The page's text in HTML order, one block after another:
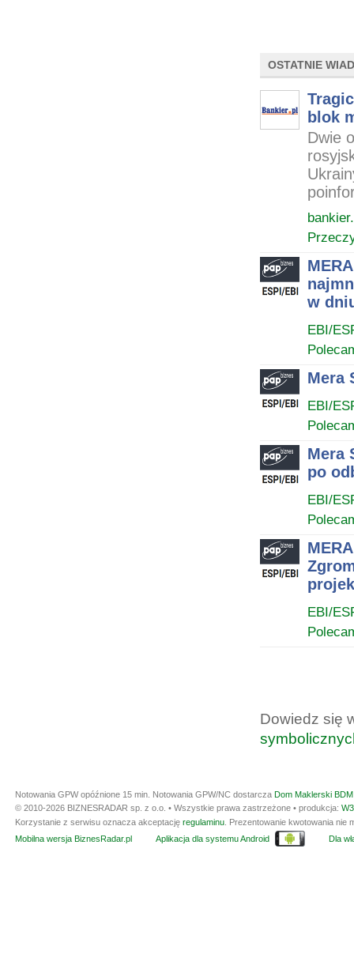
OSTATNIE
blok
Dwie
w
EBI/
Mera
EBI/
Mera
po
EBI/
EBI/
Dowiedz się
Notowania GPW opóźnione 15 min. Notowania GPW/NC dostarcza Dom Maklerski
© 2010-2026 BIZNESRADAR sp. z o.o. • Wszystkie prawa zastrzeżone • produkcja:
Korzystanie z serwisu oznacza akceptację regulaminu. Prezentowanie kwotowania nie
Mobilna wersja BiznesRadar.pl
Aplikacja dla systemu Android Dla